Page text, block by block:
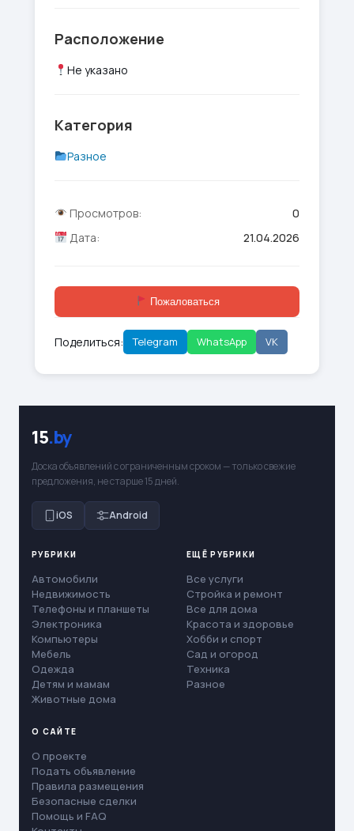
Расположение
Не указано
Категория
Разное
Просмотров:
0
Дата:
21.04.2026
Пожаловаться
Поделиться: Telegram WhatsApp VK
15.by
Доска объявлений с ограниченным сроком — только свежие
предложения, не старше 15 дней.
iOS Android
РУБРИКИ
Автомобили
Недвижимость
Телефоны и планшеты
Электроника
Компьютеры
Мебель
Одежда
Детям и мамам
Животные дома
ЕЩЁ РУБРИКИ
Все услуги
Стройка и ремонт
Все для дома
Красота и здоровье
Хобби и спорт
Сад и огород
Техника
Разное
О САЙТЕ
О проекте
Подать объявление
Правила размещения
Безопасные сделки
Помощь и FAQ